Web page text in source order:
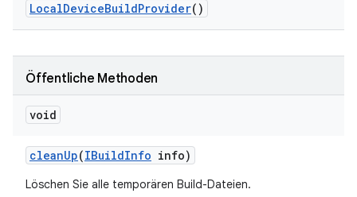
LocalDeviceBuildProvider()
Öffentliche Methoden
void
cleanUp(IBuildInfo info)
Löschen Sie alle temporären Build-Dateien.